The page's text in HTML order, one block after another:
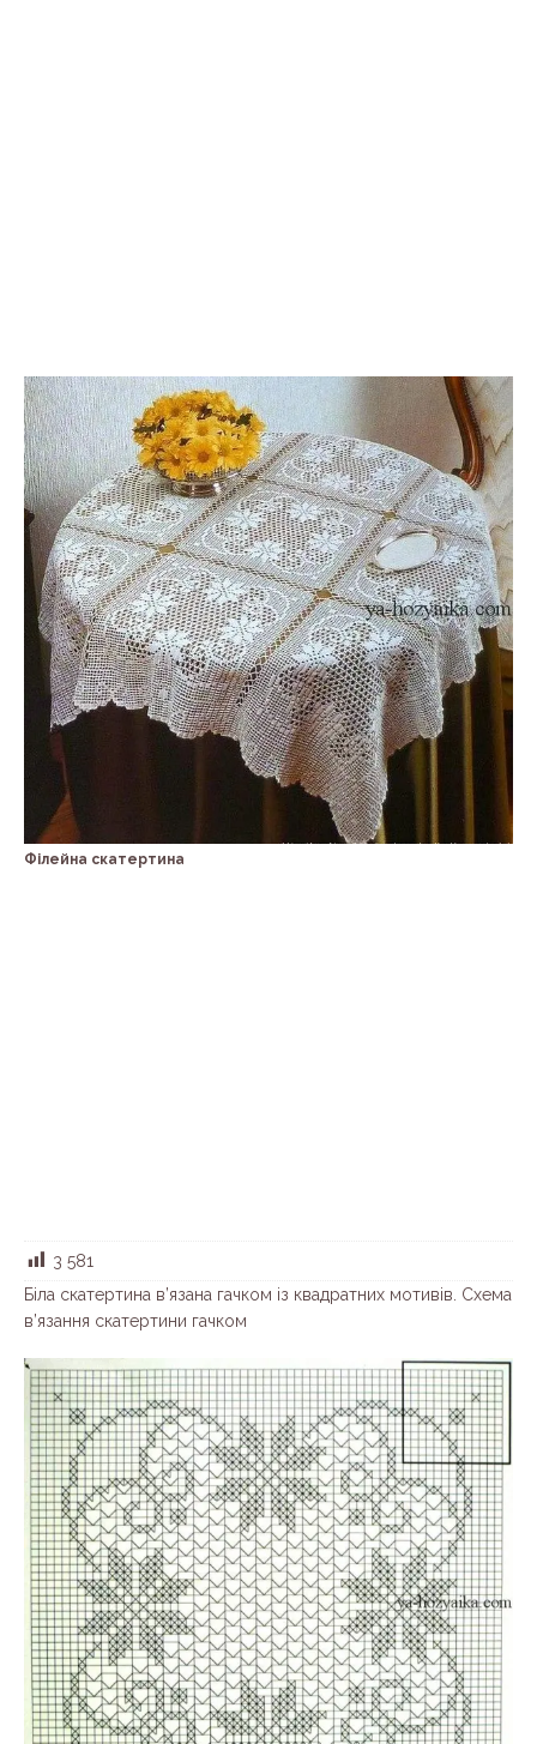
Філейна скатертина
3 581
Біла скатертина в’язана гачком із квадратних мотивів. Схема
в’язання скатертини гачком